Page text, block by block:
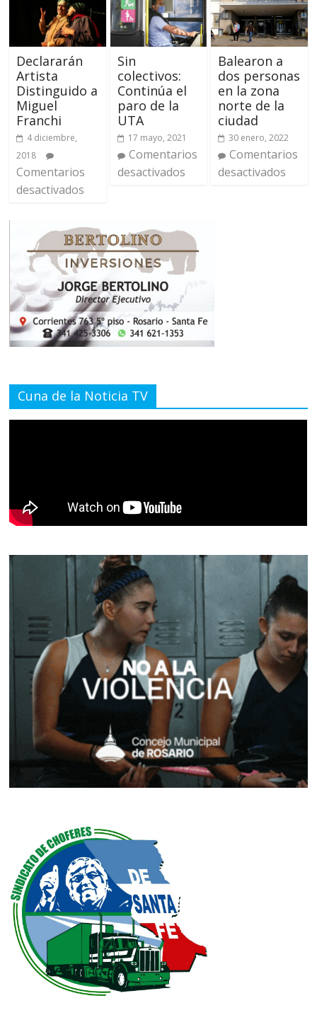
Declararán
Artista
Distinguido a
Miguel
Franchi
4 diciembre,
2018
Comentarios
desactivados
Sin
colectivos:
Continúa el
paro de la
UTA
17 mayo, 2021
Comentarios
desactivados
Balearon a
dos personas
en la zona
norte de la
ciudad
30 enero, 2022
Comentarios
desactivados
Cuna de la Noticia TV